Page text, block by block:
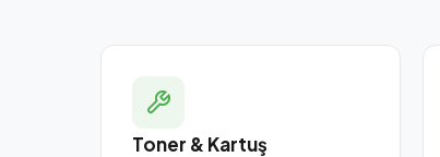
Toner & Kartuş